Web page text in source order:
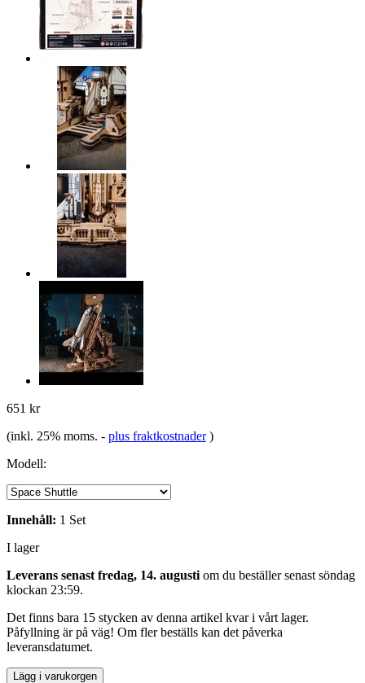
651 kr
(inkl. 25% moms. - plus fraktkostnader )
Modell:
Innehåll: 1 Set
I lager
Leverans senast fredag, 14. augusti om du beställer senast söndag
klockan 23:59.
Det finns bara 15 stycken av denna artikel kvar i vårt lager.
Påfyllning är på väg! Om fler beställs kan det påverka
leveransdatumet.
Lägg i varukorgen